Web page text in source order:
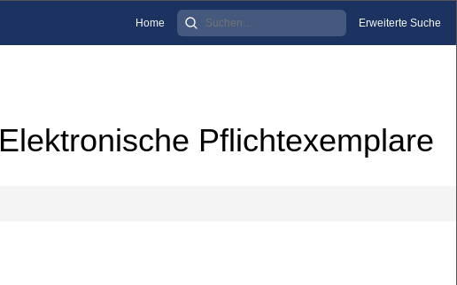
Home Erweiterte Suche
Elektronische Pflichtexemplare